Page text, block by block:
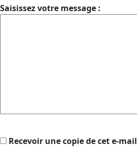
Saisissez votre message :
Recevoir une copie de cet e-mail